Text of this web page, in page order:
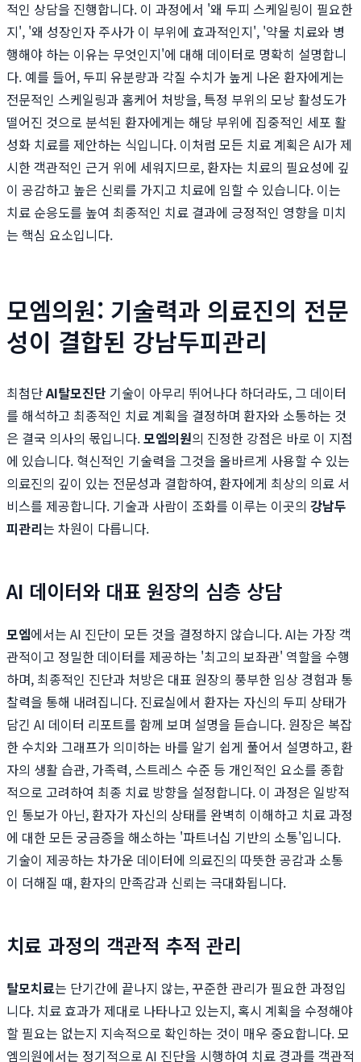
적인 상담을 진행합니다. 이 과정에서 '왜 두피 스케일링이 필요한
지', '왜 성장인자 주사가 이 부위에 효과적인지', '약물 치료와 병
행해야 하는 이유는 무엇인지'에 대해 데이터로 명확히 설명합니
다. 예를 들어, 두피 유분량과 각질 수치가 높게 나온 환자에게는
전문적인 스케일링과 홈케어 처방을, 특정 부위의 모낭 활성도가
떨어진 것으로 분석된 환자에게는 해당 부위에 집중적인 세포 활
성화 치료를 제안하는 식입니다. 이처럼 모든 치료 계획은 AI가 제
시한 객관적인 근거 위에 세워지므로, 환자는 치료의 필요성에 깊
이 공감하고 높은 신뢰를 가지고 치료에 임할 수 있습니다. 이는
치료 순응도를 높여 최종적인 치료 결과에 긍정적인 영향을 미치
는 핵심 요소입니다.
모엠의원: 기술력과 의료진의 전문
성이 결합된 강남두피관리
최첨단AI탈모진단 기술이 아무리 뛰어나다 하더라도, 그 데이터
를 해석하고 최종적인 치료 계획을 결정하며 환자와 소통하는 것
은 결국 의사의 몫입니다.모엠의원의 진정한 강점은 바로 이 지점
에 있습니다. 혁신적인 기술력을 그것을 올바르게 사용할 수 있는
의료진의 깊이 있는 전문성과 결합하여, 환자에게 최상의 의료 서
비스를 제공합니다. 기술과 사람이 조화를 이루는 이곳의 강남두
피관리는 차원이 다릅니다.
AI 데이터와 대표 원장의 심층 상담
모엠에서는 AI 진단이 모든 것을 결정하지 않습니다. AI는 가장 객
관적이고 정밀한 데이터를 제공하는 '최고의 보좌관' 역할을 수행
하며, 최종적인 진단과 처방은 대표 원장의 풍부한 임상 경험과 통
찰력을 통해 내려집니다. 진료실에서 환자는 자신의 두피 상태가
담긴 AI 데이터 리포트를 함께 보며 설명을 듣습니다. 원장은 복잡
한 수치와 그래프가 의미하는 바를 알기 쉽게 풀어서 설명하고, 환
자의 생활 습관, 가족력, 스트레스 수준 등 개인적인 요소를 종합
적으로 고려하여 최종 치료 방향을 설정합니다. 이 과정은 일방적
인 통보가 아닌, 환자가 자신의 상태를 완벽히 이해하고 치료 과정
에 대한 모든 궁금증을 해소하는 '파트너십 기반의 소통'입니다.
기술이 제공하는 차가운 데이터에 의료진의 따뜻한 공감과 소통
이 더해질 때, 환자의 만족감과 신뢰는 극대화됩니다.
치료 과정의 객관적 추적 관리
탈모치료는 단기간에 끝나지 않는, 꾸준한 관리가 필요한 과정입
니다. 치료 효과가 제대로 나타나고 있는지, 혹시 계획을 수정해야
할 필요는 없는지 지속적으로 확인하는 것이 매우 중요합니다. 모
엠의원에서는 정기적으로 AI 진단을 시행하여 치료 경과를 객관적